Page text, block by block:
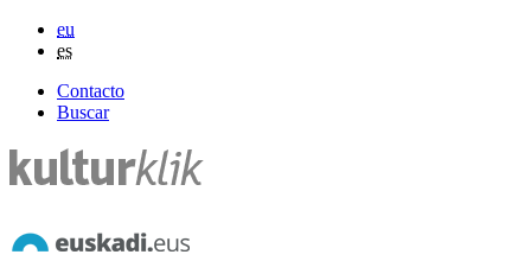
eu
es
Contacto
Buscar